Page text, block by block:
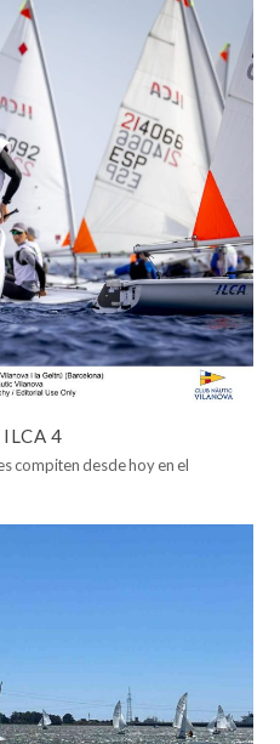
4
compiten desde hoy en el